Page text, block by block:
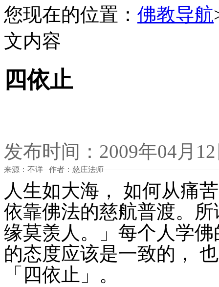
您现在的位置： 佛教导航
文内容
四依止
发布时间：2009年04月
来源：不详 作者：慈庄法师
人生如大海， 如何从痛
依靠佛法的慈航普渡。
缘莫羡人。」每个人学
的态度应该是一致的，
「四依止」。